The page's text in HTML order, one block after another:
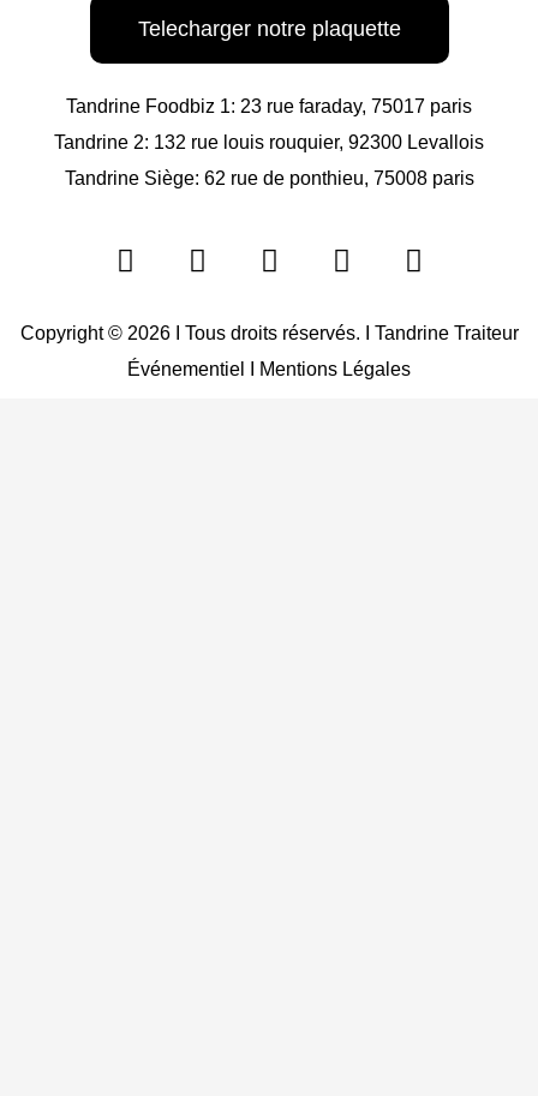
Telecharger notre plaquette
Tandrine Foodbiz 1: 23 rue faraday, 75017 paris
Tandrine 2: 132 rue louis rouquier, 92300 Levallois
Tandrine Siège: 62 rue de ponthieu, 75008 paris
F
a
e
b
I
n
t
a
L
i
k
e
W
h
t
s
E
n
e
Copyright © 2026 I Tous droits réservés. I Tandrine Traiteur
Événementiel I Mentions Légales